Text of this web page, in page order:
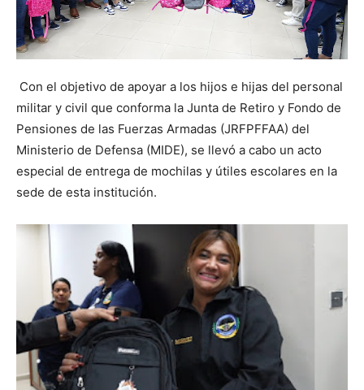
Con el objetivo de apoyar a los hijos e hijas del personal
militar y civil que conforma la Junta de Retiro y Fondo de
Pensiones de las Fuerzas Armadas (JRFPFFAA) del
Ministerio de Defensa (MIDE), se llevó a cabo un acto
especial de entrega de mochilas y útiles escolares en la
sede de esta institución.